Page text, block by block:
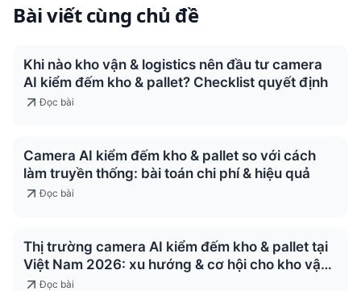
Bài viết cùng chủ đề
Khi nào kho vận & logistics nên đầu tư camera
AI kiểm đếm kho & pallet? Checklist quyết định
Đọc bài
Camera AI kiểm đếm kho & pallet so với cách
làm truyền thống: bài toán chi phí & hiệu quả
Đọc bài
Thị trường camera AI kiểm đếm kho & pallet tại
Việt Nam 2026: xu hướng & cơ hội cho kho vận
& logistics
Đọc bài